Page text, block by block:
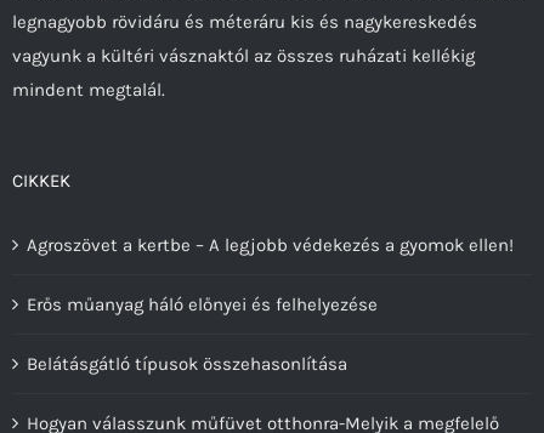
ki
legnagyobb rövidáru és méteráru kis és nagykereskedés
vagyunk a kültéri vásznaktól az összes ruházati kellékig
mindent megtalál.
CIKKEK
Agroszövet a kertbe – A legjobb védekezés a gyomok ellen!
Erős műanyag háló előnyei és felhelyezése
Belátásgátló típusok összehasonlítása
Hogyan válasszunk műfüvet otthonra-Melyik a megfelelő